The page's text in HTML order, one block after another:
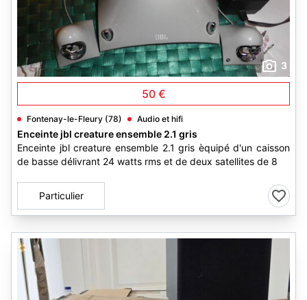
3
50 €
Fontenay-le-Fleury (78) Audio et hifi
Enceinte jbl creature ensemble 2.1 gris
Enceinte jbl creature ensemble 2.1 gris èquipé d'un caisson
de basse délivrant 24 watts rms et de deux satellites de 8
Particulier